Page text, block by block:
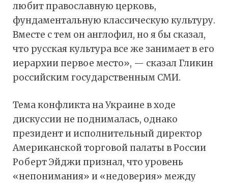
любит православную церковь,
фундаментальную классическую культуру.
Вместе с тем он англофил, но я бы сказал,
что русская культура все же занимает в его
иерархии первое место», — сказал Гликин
российским государственным СМИ.
Тема конфликта на Украине в ходе
дискуссии не поднималась, однако
президент и исполнительный директор
Американской торговой палаты в России
Роберт Эйджи признал, что уровень
«непонимания» и «недоверия» между